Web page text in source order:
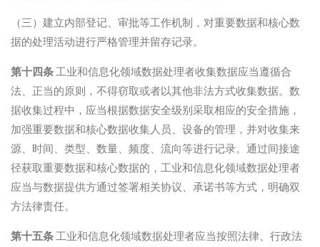
（三）建立内部登记、审批等工作机制，对重要数据和核心数
据的处理活动进行严格管理并留存记录。
第十四条工业和信息化领域数据处理者收集数据应当遵循合
法、正当的原则，不得窃取或者以其他非法方式收集数据。数
据收集过程中，应当根据数据安全级别采取相应的安全措施，
加强重要数据和核心数据收集人员、设备的管理，并对收集来
源、时间、类型、数量、频度、流向等进行记录。通过间接途
径获取重要数据和核心数据的，工业和信息化领域数据处理者
应当与数据提供方通过签署相关协议、承诺书等方式，明确双
方法律责任。
第十五条工业和信息化领域数据处理者应当按照法律、行政法